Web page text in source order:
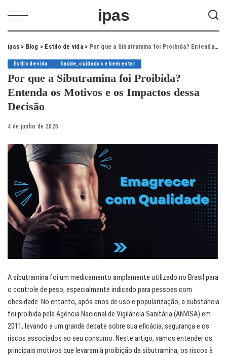
ipas
ipas> Blog > Estilo de vida> Por que a Sibutramina foi Proibida? Entenda os Motivos e os Impactos dessa Decisão
Estilo de vida Saúde, cuidados e bem estar
Por que a Sibutramina foi Proibida?
Entenda os Motivos e os Impactos dessa
Decisão
4 de junho de 2025
A sibutramina foi um medicamento amplamente utilizado no Brasil para
o controle de peso, especialmente indicado para pessoas com
obesidade. No entanto, após anos de uso e popularização, a substância
foi proibida pela Agência Nacional de Vigilância Sanitária (ANVISA) em
2011, levando a um grande debate sobre sua eficácia, segurança e os
riscos associados ao seu consumo. Neste artigo, vamos entender os
principais motivos que levaram à proibição da sibutramina, os riscos à